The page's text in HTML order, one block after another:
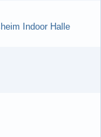
Indoor Halle